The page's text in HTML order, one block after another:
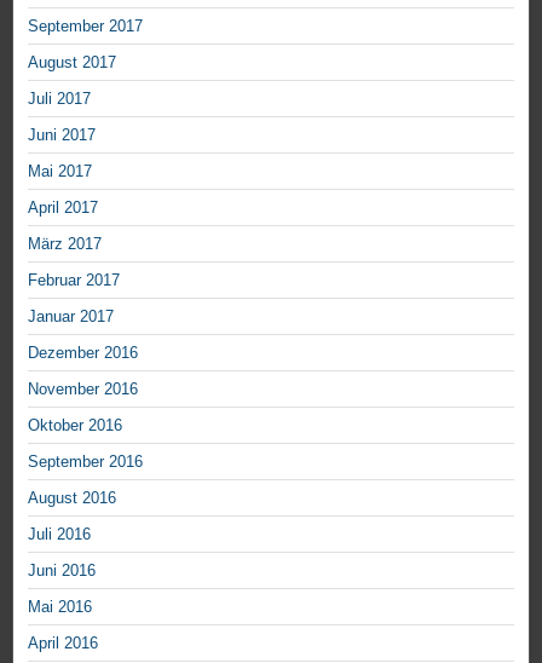
September 2017
August 2017
Juli 2017
Juni 2017
Mai 2017
April 2017
März 2017
Februar 2017
Januar 2017
Dezember 2016
November 2016
Oktober 2016
September 2016
August 2016
Juli 2016
Juni 2016
Mai 2016
April 2016